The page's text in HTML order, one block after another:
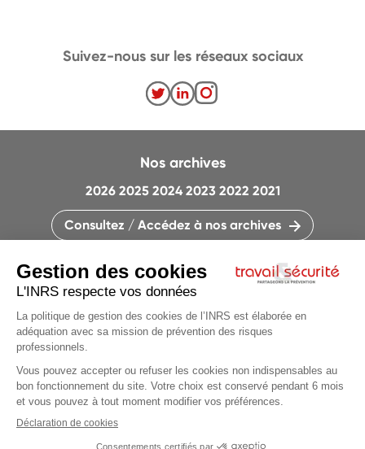
CONTACTEZ LA RÉDACTION
QUI SOMMES-NOUS ?
PLAN DU SITE
PARAMÈTRES DES COOKIES
CHARTE DES COOKIES ET TRACEURS
Nos archives
2026 2025 2024 2023 2022 2021
Consultez / Accédez à nos archives
Suivez-nous sur les réseaux sociaux